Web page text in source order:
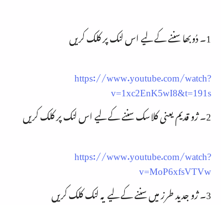
1۔ دُوبھا سننے کے لیے اس لنک پر کلک کریں
https://www.youtube.com/watch?
v=1xc2EnK5wI8&t=191s
2۔ ژو قدیم یعنی کلاسک سننے کے لیے اس لنک پر کلک کریں
https://www.youtube.com/watch?
v=MoP6xfsVTVw
3۔ ژو جدید طرز میں سننے کے لیے یہ لنک کلک کریں